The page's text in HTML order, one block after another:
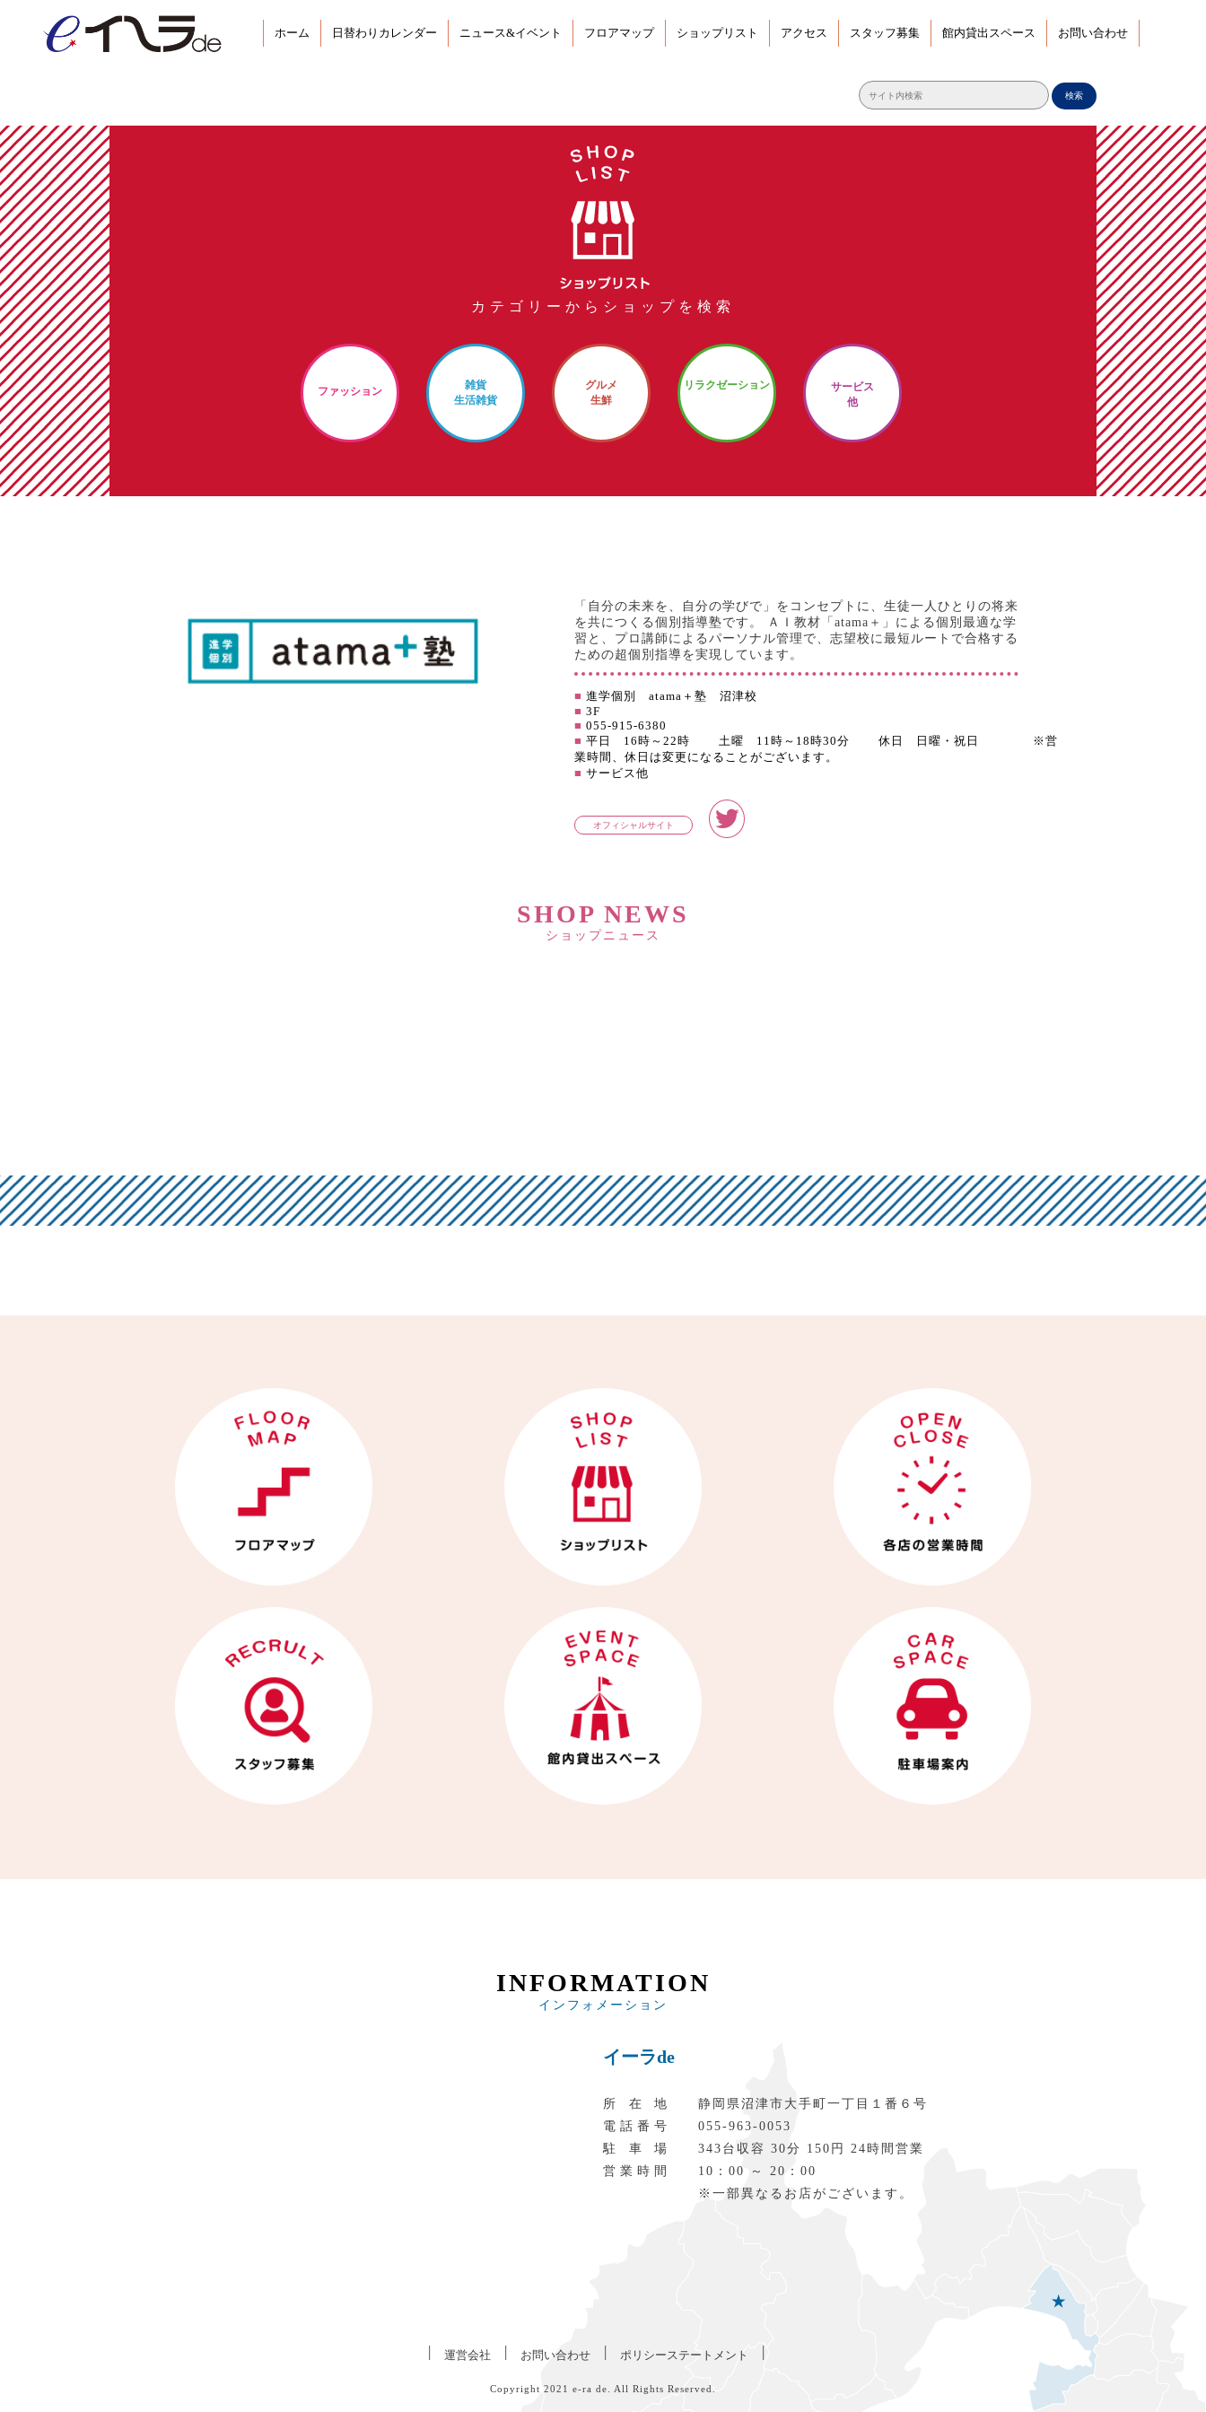
ホーム 日替わりカレンダー ニュース&イベント フロアマップ ショップリスト アクセス スタッフ募集 館内貸出スペース お問い合わせ
検索
カテゴリーからショップを検索
ファッション
雑貨
生活雑貨
グルメ
生鮮
リラクゼーション
サービス
他
「自分の未来を、自分の学びで」をコンセプトに、生徒一人ひとりの将来
を共につくる個別指導塾です。 ＡＩ教材「atama＋」による個別最適な学
習と、プロ講師によるパーソナル管理で、志望校に最短ルートで合格する
ための超個別指導を実現しています。
■ 進学個別 atama＋塾 沼津校
■ 3F
■ 055-915-6380
■ 平日 16時～22時 土曜 11時～18時30分 休日 日曜・祝日 ※営
業時間、休日は変更になることがございます。
■ サービス他
オフィシャルサイト
SHOP NEWS
ショップニュース
INFORMATION
インフォメーション
イーラde
所在地
静岡県沼津市大手町一丁目１番６号
電話番号
055‐963‐0053
駐車場
343台収容 30分 150円 24時間営業
営業時間
10：00 ～ 20：00
※一部異なるお店がございます。
| 運営会社 | お問い合わせ | ポリシーステートメント |
Copyright 2021 e-ra de . All Rights Reserved.